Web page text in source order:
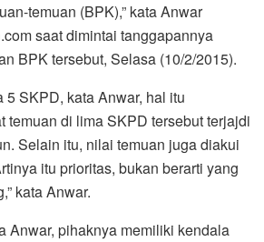
temuan (BPK),” kata Anwar
saat dimintai tanggapannya
BPK tersebut, Selasa (10/2/2015).
5 SKPD, kata Anwar, hal itu
temuan di lima SKPD tersebut terjajdi
Selain itu, nilai temuan juga diakui
itu prioritas, bukan berarti yang
kata Anwar.
Anwar, pihaknya memiliki kendala